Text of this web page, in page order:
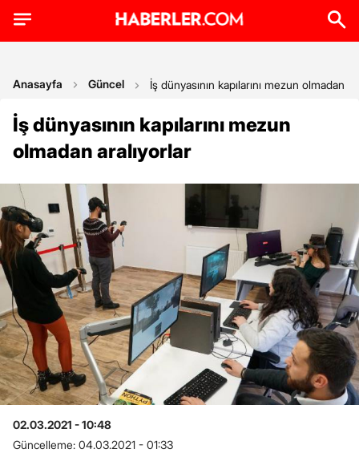
Anasayfa Güncel İş dünyasının kapılarını mezun olmadan
İş dünyasının kapılarını mezun
olmadan aralıyorlar
02.03.2021 - 10:48
Güncelleme: 04.03.2021 - 01:33